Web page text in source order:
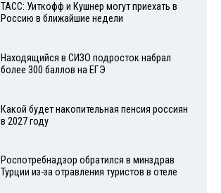
ТАСС: Уиткофф и Кушнер могут приехать в
Россию в ближайшие недели
Находящийся в СИЗО подросток набрал
более 300 баллов на ЕГЭ
Какой будет накопительная пенсия россиян
в 2027 году
Роспотребнадзор обратился в минздрав
Турции из-за отравления туристов в отеле